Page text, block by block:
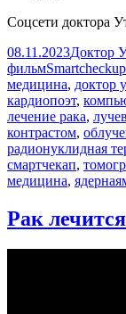
Соцсети доктора
Опубликовано
08.11.2023Автор
Доктор
фильмМетки
Smartcheckup
медицина, доктор
кардиопоэт,
лечение рака,
контрастом,
радионуклидная
смартчекап,
медицина,
Рак